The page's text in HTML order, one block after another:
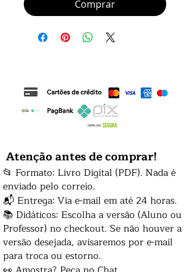
Comprar
Atenção antes de comprar!
📂 Formato: Livro Digital (PDF). Nada é
enviado pelo correio.
📬 Entrega: Via e-mail em até 24 horas.
📚 Didáticos: Escolha a versão (Aluno ou
Professor) no checkout. Se não houver a
versão desejada, avisaremos por e-mail
para troca ou estorno.